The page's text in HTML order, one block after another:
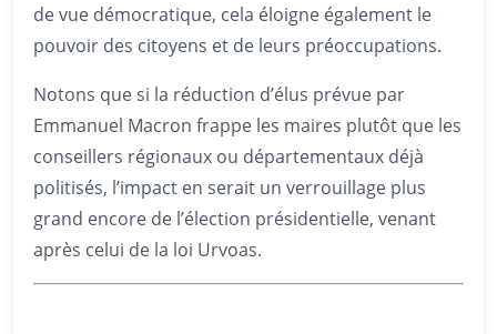
de vue démocratique, cela éloigne également le
pouvoir des citoyens et de leurs préoccupations.
Notons que si la réduction d’élus prévue par
Emmanuel Macron frappe les maires plutôt que les
conseillers régionaux ou départementaux déjà
politisés, l’impact en serait un verrouillage plus
grand encore de l’élection présidentielle, venant
après celui de la loi Urvoas.